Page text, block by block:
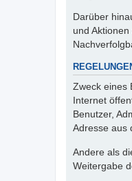
Darüber
und
Zweck eines
Internet
Benutzer,
Adresse aus
Andere als
Weitergabe